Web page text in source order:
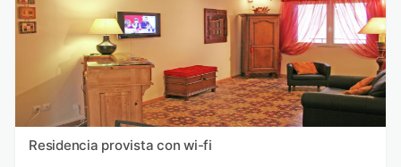
Residencia provista con wi-fi